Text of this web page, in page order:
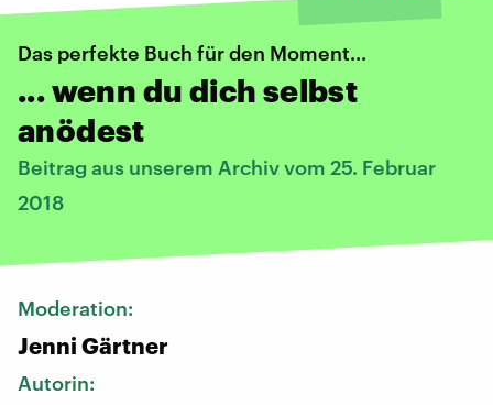
Das perfekte Buch für den Moment...
... wenn du dich selbst
anödest
Beitrag aus unserem Archiv vom 25. Februar
2018
Moderation:
Jenni Gärtner
Autorin: